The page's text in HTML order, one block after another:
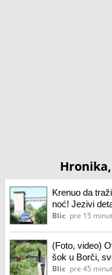
Krenuo da
noć! Jezivi
u mulj dubok 5
Blic pre 15
(Foto, video)
šok u Borči,
drugovima kad
Blic pre 45